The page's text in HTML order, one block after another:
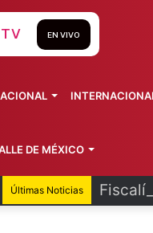
Últimas Noticias
TV EN VIVO
DE MÉXICO